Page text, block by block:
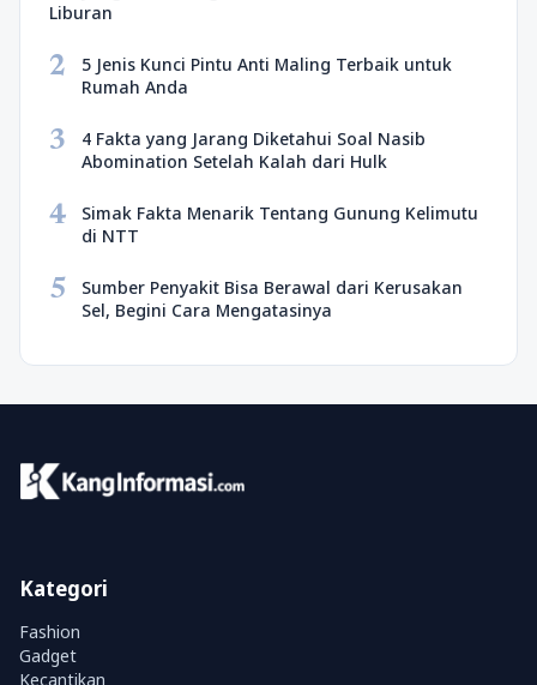
Liburan
2
5 Jenis Kunci Pintu Anti Maling Terbaik untuk
Rumah Anda
3
4 Fakta yang Jarang Diketahui Soal Nasib
Abomination Setelah Kalah dari Hulk
4
Simak Fakta Menarik Tentang Gunung Kelimutu
di NTT
5
Sumber Penyakit Bisa Berawal dari Kerusakan
Sel, Begini Cara Mengatasinya
Kategori
Fashion
Gadget
Kecantikan